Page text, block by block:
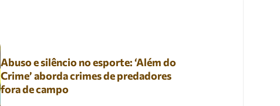
Abuso e silêncio no esporte: ‘Além do
Crime’ aborda crimes de predadores
fora de campo